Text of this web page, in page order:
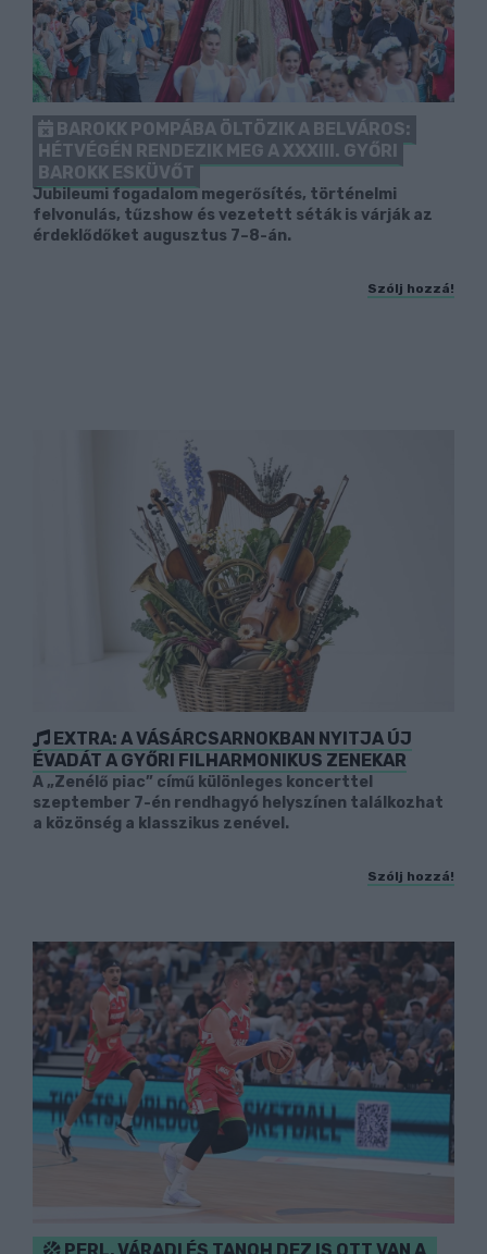
BAROKK POMPÁBA ÖLTÖZIK A BELVÁROS:
HÉTVÉGÉN RENDEZIK MEG A XXXIII. GYŐRI
BAROKK ESKÜVŐT
Jubileumi fogadalom megerősítés, történelmi
felvonulás, tűzshow és vezetett séták is várják az
érdeklődőket augusztus 7–8-án.
Szólj hozzá!
EXTRA: A VÁSÁRCSARNOKBAN NYITJA ÚJ
ÉVADÁT A GYŐRI FILHARMONIKUS ZENEKAR
A „Zenélő piac” című különleges koncerttel
szeptember 7-én rendhagyó helyszínen találkozhat
a közönség a klasszikus zenével.
Szólj hozzá!
PERL, VÁRADI ÉS TANOH DEZ IS OTT VAN A